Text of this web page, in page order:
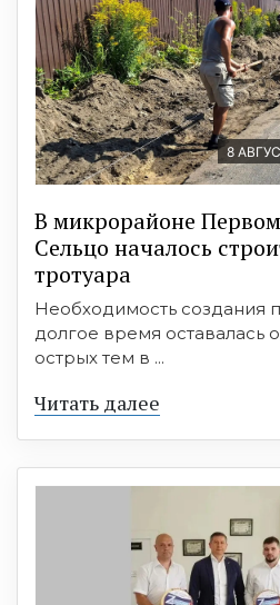
8
В микрорайоне
Сельцо началось
тротуара
Необходимость создания
долгое время оставалась
острых тем в ...
Читать далее